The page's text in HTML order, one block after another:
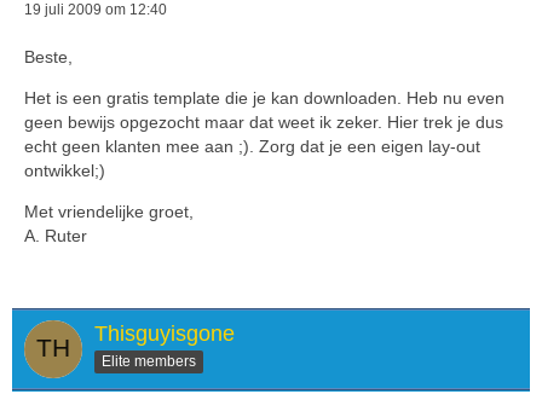
19 juli 2009 om 12:40
Beste,
Het is een gratis template die je kan downloaden. Heb nu even
geen bewijs opgezocht maar dat weet ik zeker. Hier trek je dus
echt geen klanten mee aan ;). Zorg dat je een eigen lay-out
ontwikkel;)
Met vriendelijke groet,
A. Ruter
Thisguyisgone
Elite members